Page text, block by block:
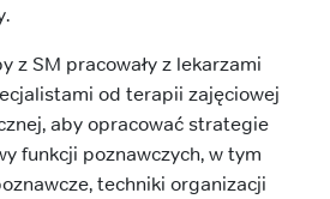
z SM pracowały z lekarzami
od terapii zajęciowej
aby opracować strategie
funkcji poznawczych, w tym
techniki organizacji